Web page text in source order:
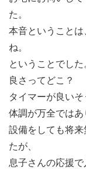
た。
本音ということ
ね。
ということでした
良さってどこ？
タイマーが良い
体調が万全では
設備をしても将
たが、
息子さんの応援